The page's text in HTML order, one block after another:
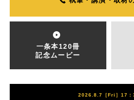
一条本120冊
記念ムービー
2026.8.7［Fri］17：